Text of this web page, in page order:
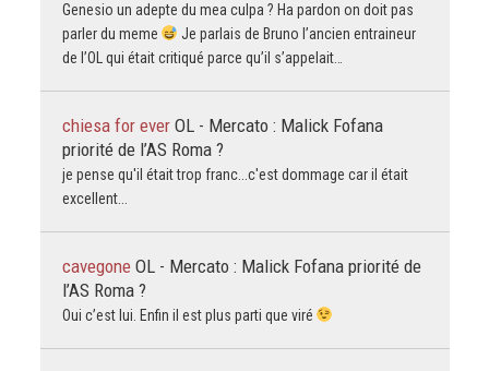
Genesio un adepte du mea culpa ? Ha pardon on doit pas
parler du meme
Je parlais de Bruno l’ancien entraineur
de l’OL qui était critiqué parce qu’il s’appelait…
chiesa for ever OL - Mercato : Malick Fofana
priorité de l’AS Roma ?
je pense qu'il était trop franc...c'est dommage car il était
excellent...
cavegone OL - Mercato : Malick Fofana priorité de
l’AS Roma ?
Oui c’est lui. Enfin il est plus parti que viré